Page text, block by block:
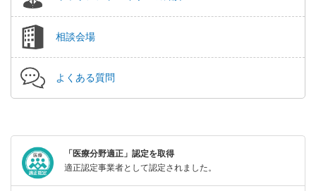
相談会場
よくある質問
「医療分野適正」認定を取得
適正認定事業者として認定されました。